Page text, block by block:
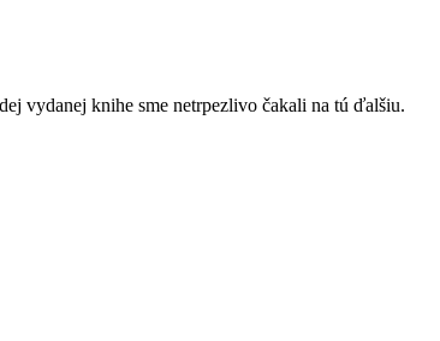
vydanej knihe sme netrpezlivo čakali na tú ďalšiu.